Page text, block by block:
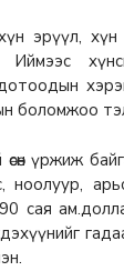
эрүүл,
Иймээс
боломжоо
үржиж
ноолуур,
сая